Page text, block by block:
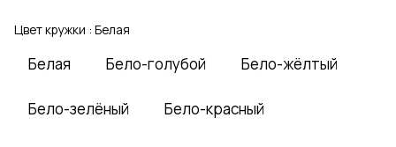
Цвет кружки : Белая
Белая Бело-голубой Бело-жёлтый
Бело-зелёный Бело-красный